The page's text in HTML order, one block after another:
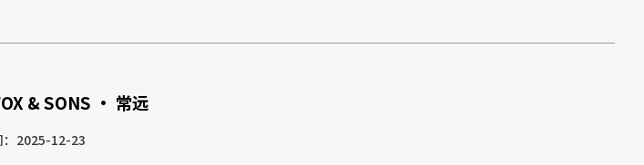
& SONS · 常远
：2025-12-23